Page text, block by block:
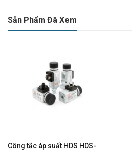
Sản Phẩm Đã Xem
Công tắc áp suất HDS HDS-